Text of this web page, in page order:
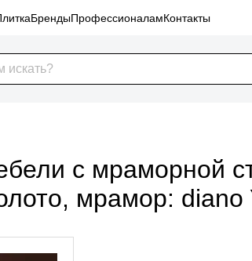
БрендыПрофессионаламКонтакты
с мраморной
мрамор: